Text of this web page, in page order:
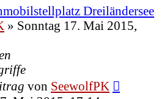
Dreiländersee
» Sonntag 17. Mai 2015,
von SeewolfPK